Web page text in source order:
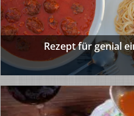
Rezept für genial